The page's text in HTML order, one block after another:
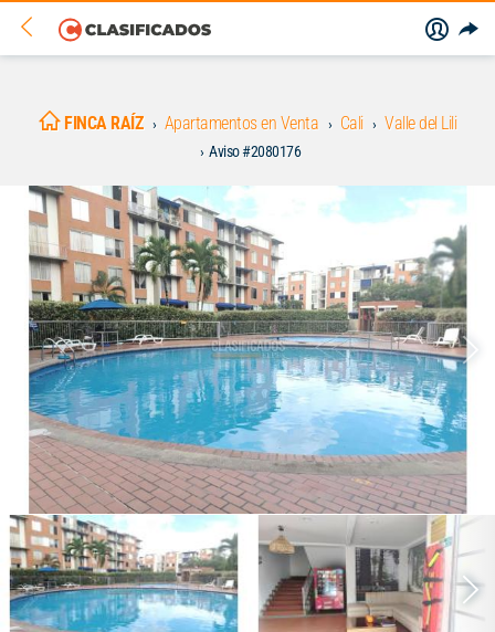
FINCA RAÍZ Apartamentos en Venta Cali Valle del Lili
Aviso #2080176